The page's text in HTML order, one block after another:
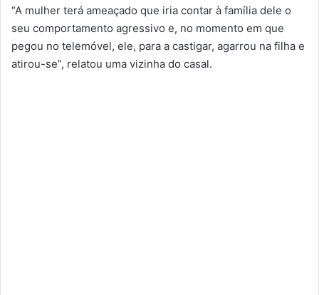
“A mulher terá ameaçado que iria contar à família dele o
seu comportamento agressivo e, no momento em que
pegou no telemóvel, ele, para a castigar, agarrou na filha e
atirou-se”, relatou uma vizinha do casal.